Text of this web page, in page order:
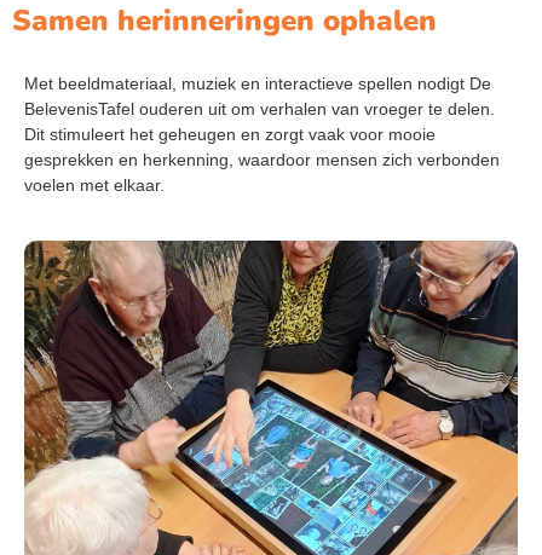
Samen herinneringen ophalen
Met beeldmateriaal, muziek en interactieve spellen nodigt De
BelevenisTafel ouderen uit om verhalen van vroeger te delen.
Dit stimuleert het geheugen en zorgt vaak voor mooie
gesprekken en herkenning, waardoor mensen zich verbonden
voelen met elkaar.